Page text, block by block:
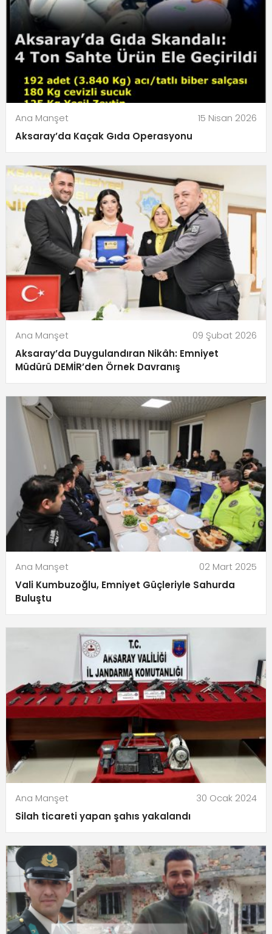
Ana Manşet
15 Nisan 2026
Aksaray’da Kaçak Gıda Operasyonu
Ana Manşet
09 Şubat 2026
Aksaray’da Duygulandıran Nikâh: Emniyet
Müdürü DEMİR’den Örnek Davranış
Ana Manşet
02 Mart 2025
Vali Kumbuzoğlu, Emniyet Güçleriyle Sahurda
Buluştu
Ana Manşet
30 Ocak 2024
Silah ticareti yapan şahıs yakalandı